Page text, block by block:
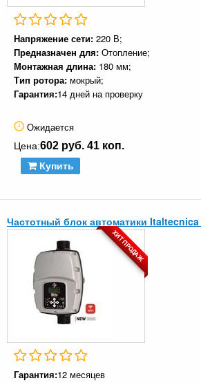
Напряжение сети: 220 В;
Предназначен для: Отопление;
Монтажная длина: 180 мм;
Тип ротора: мокрый;
Гарантия:14 дней на проверку
Ожидается
Цена:602 руб. 41 коп.
Купить
Частотный блок автоматики Italtecnica
ХИТ ПРОДАЖ
Гарантия:12 месяцев